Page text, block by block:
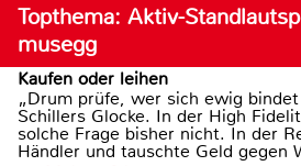
Topthema: Aktiv-
musegg
Kaufen oder leihen
„Drum prüfe, wer sich ewig
Schillers Glocke. In der High
solche Frage bisher nicht. In der
Händler und tauschte Geld gegen